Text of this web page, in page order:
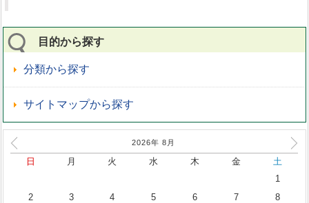
目的から探す
分類から探す
サイトマップから探す
2026年 8 月
日 月 火 水 木 金
土
1
2
3 4 5 6 7
8